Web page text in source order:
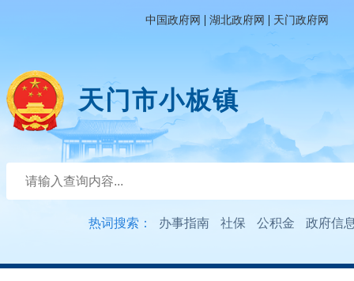
中国政府网 | 湖北政府网 | 天门政府网
天门市小板镇
热词搜索： 办事指南 社保 公积金 政府信